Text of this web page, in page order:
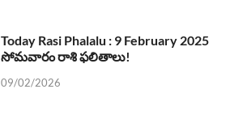
Today Rasi Phalalu : 9 February 2025
సోమవారం రాశి ఫలితాలు!
09/02/2026